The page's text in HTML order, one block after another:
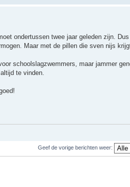
ondertussen twee jaar geleden zijn.
Maar met de pillen die sven nijs
schoolslagzwemmers, maar jammer
te vinden.
Geef de vorige berichten weer: